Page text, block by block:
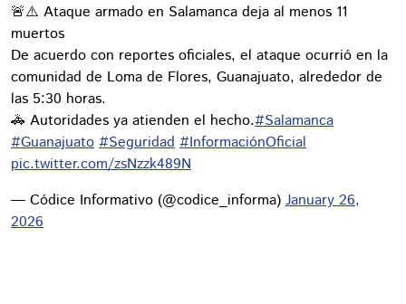
🚨⚠️ Ataque armado en Salamanca deja al menos 11
muertos
De acuerdo con reportes oficiales, el ataque ocurrió en la
comunidad de Loma de Flores, Guanajuato, alrededor de
las 5:30 horas.
🚓 Autoridades ya atienden el hecho.#Salamanca
#Guanajuato #Seguridad #InformaciónOficial
pic.twitter.com/zsNzzk489N
— Códice Informativo (@codice_informa) January 26,
2026